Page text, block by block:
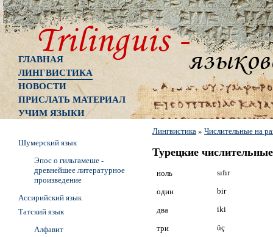
ГЛАВНАЯ
ЛИНГВИСТИКА
НОВОСТИ
ПРИСЛАТЬ МАТЕРИАЛ
УЧИМ ЯЗЫКИ
Лингвистика» Числительные на
Турецкие числительные
ноль sıfır
один bir
два iki
три üç
Шумерский язык
Эпос о гильгамеше -
древнейшее литературное
произведение
Ассирийский язык
Татский язык
Алфавит